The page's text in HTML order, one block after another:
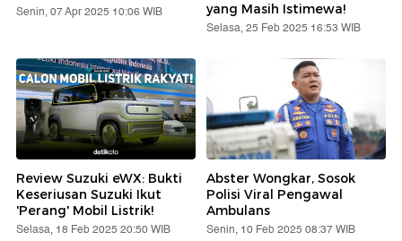
Senin, 07 Apr 2025 10:06 WIB
yang Masih Istimewa!
Selasa, 25 Feb 2025 16:53 WIB
Review Suzuki eWX: Bukti
Keseriusan Suzuki Ikut
'Perang' Mobil Listrik!
Selasa, 18 Feb 2025 20:50 WIB
Abster Wongkar, Sosok
Polisi Viral Pengawal
Ambulans
Senin, 10 Feb 2025 08:37 WIB